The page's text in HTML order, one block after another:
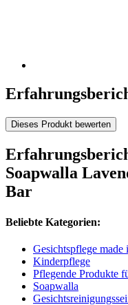
Dieses Produkt bewerten
Soapwalla
Bar
Beliebte Kategorien:
Gesichtspflege made
Kinderpflege
Pflegende Produkte
Soapwalla